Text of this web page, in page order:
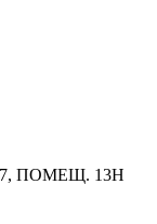
47, ПОМЕЩ. 13Н